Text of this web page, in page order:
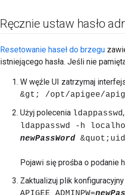
Ręcznie ustaw hasło
Resetowanie haseł do brzegu
istniejącego hasła. Jeśli nie
W węźle UI zatrzymaj
&gt; /opt/apigee/
Użyj polecenia ldappasswd
ldappasswd -h
newPassWord
Pojawi się prośba o podanie
Zaktualizuj plik